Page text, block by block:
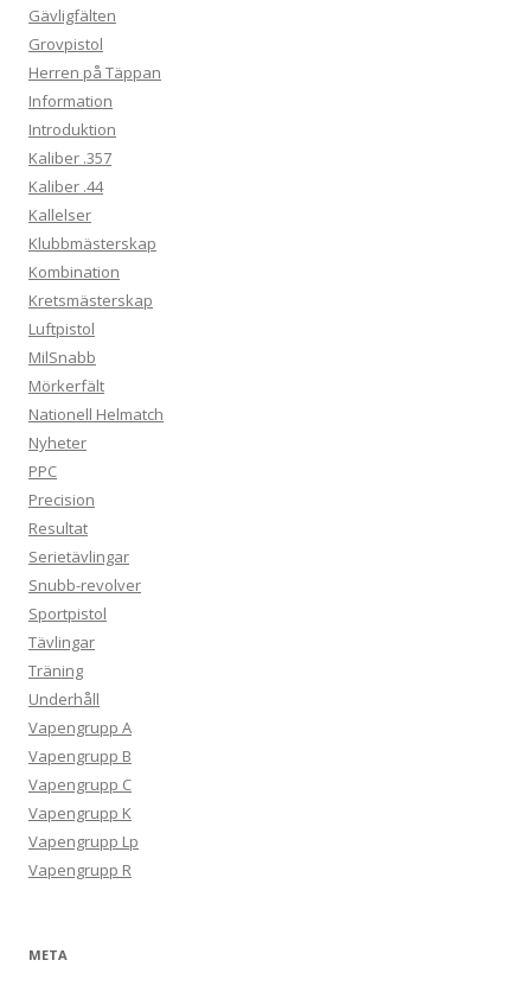
Gävligfälten
Grovpistol
Herren på Täppan
Information
Introduktion
Kaliber .357
Kaliber .44
Kallelser
Klubbmästerskap
Kombination
Kretsmästerskap
Luftpistol
MilSnabb
Mörkerfält
Nationell Helmatch
Nyheter
PPC
Precision
Resultat
Serietävlingar
Snubb-revolver
Sportpistol
Tävlingar
Träning
Underhåll
Vapengrupp A
Vapengrupp B
Vapengrupp C
Vapengrupp K
Vapengrupp Lp
Vapengrupp R
META